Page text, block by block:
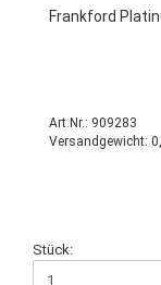
Frankford
Art.Nr.: 909283
Versandgewicht:
Stück: